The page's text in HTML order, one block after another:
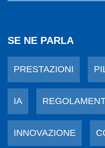
SE NE PARLA
PRESTAZIONI
IA
INNOVAZIONE